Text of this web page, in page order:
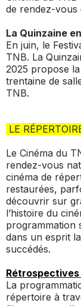
de rendez-vous
La Quinzaine
En juin, le
TNB. La
2025 propose
trentaine de
TNB.
LE
Le Cinéma du
rendez-vous
cinéma de
restaurées,
découvrir sur
l’histoire du
programmation
dans un esprit
succédés.
La
répertoire à